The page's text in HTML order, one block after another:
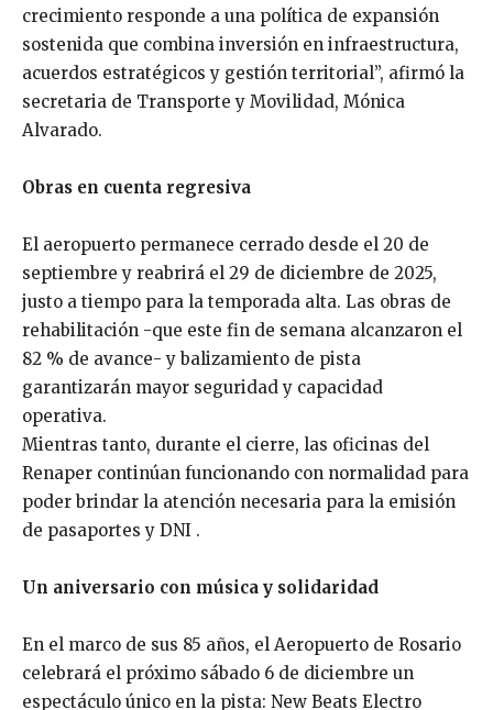
crecimiento responde a una política de expansión
sostenida que combina inversión en infraestructura,
acuerdos estratégicos y gestión territorial”, afirmó la
secretaria de Transporte y Movilidad, Mónica
Alvarado.
Obras en cuenta regresiva
El aeropuerto permanece cerrado desde el 20 de
septiembre y reabrirá el 29 de diciembre de 2025,
justo a tiempo para la temporada alta. Las obras de
rehabilitación -que este fin de semana alcanzaron el
82 % de avance- y balizamiento de pista
garantizarán mayor seguridad y capacidad
operativa.
Mientras tanto, durante el cierre, las oficinas del
Renaper continúan funcionando con normalidad para
poder brindar la atención necesaria para la emisión
de pasaportes y DNI .
Un aniversario con música y solidaridad
En el marco de sus 85 años, el Aeropuerto de Rosario
celebrará el próximo sábado 6 de diciembre un
espectáculo único en la pista: New Beats Electro